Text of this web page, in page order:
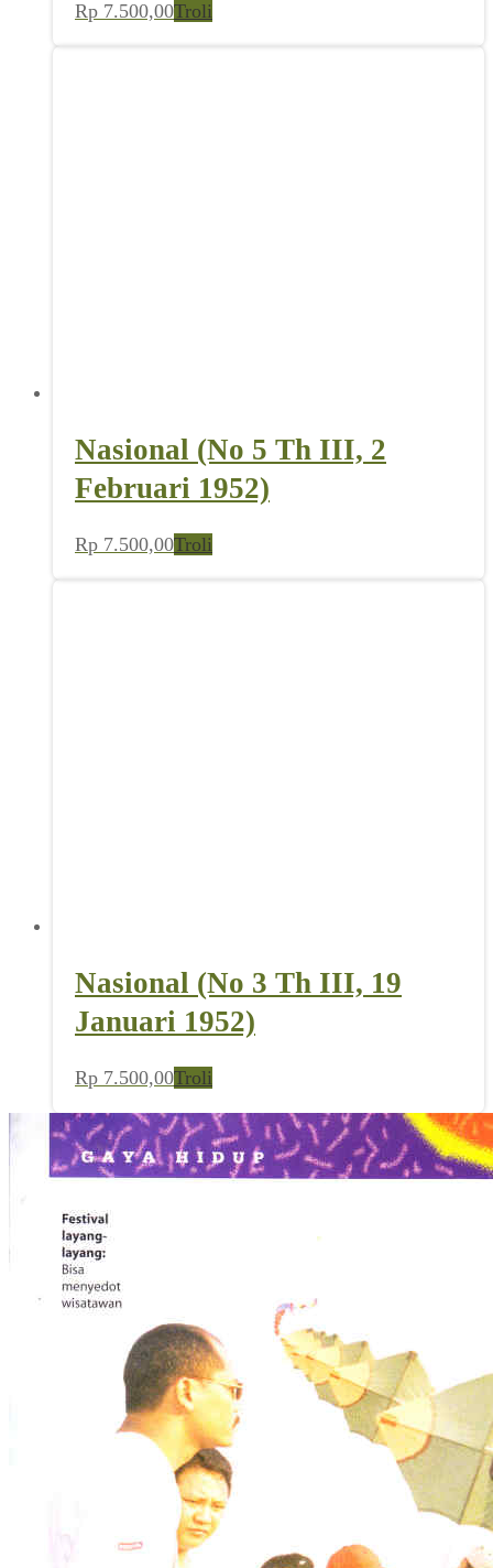
Rp 7.500,00Troli
Nasional (No 5 Th III, 2
Februari 1952)
Rp 7.500,00Troli
Nasional (No 3 Th III, 19
Januari 1952)
Rp 7.500,00Troli